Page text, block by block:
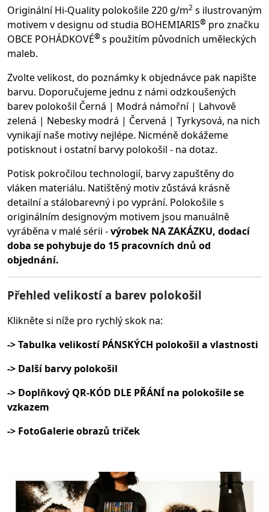
Originální Hi-Quality polokošile 220 g/m2 s ilustrovaným
motivem v designu od studia BOHEMIARIS® pro značku
OBCE POHÁDKOVÉ®s použitím původních uměleckých
maleb.
Zvolte velikost, do poznámky k objednávce pak napište
barvu. Doporučujeme jednu z námi odzkoušených
barev polokošil Černá | Modrá námořní | Lahvově
zelená | Nebesky modrá | Červená | Tyrkysová, na nich
vynikají naše motivy nejlépe. Nicméně dokážeme
potisknout i ostatní barvy polokošil - na dotaz.
Potisk pokročilou technologií, barvy zapuštěny do
vláken materiálu. Natištěný motiv zůstává krásně
detailní a stálobarevný i po vyprání. Polokošile s
originálním designovým motivem jsou manuálně
vyráběna v malé sérii -výrobek NA ZAKÁZKU, dodací
doba se pohybuje do 15 pracovních dnů od
objednání.
Přehled velikostí a barev polokošil
Klikněte si níže pro rychlý skok na:
-> Tabulka velikostí PÁNSKÝCH polokošil a vlastnosti
-> Další barvy polokošil
-> Doplňkový QR-KÓD DLE PŘÁNÍ na polokošile se
vzkazem
-> FotoGalerie obrazů triček